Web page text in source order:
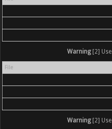
Warning[2] Use
File
Warning[2] Use